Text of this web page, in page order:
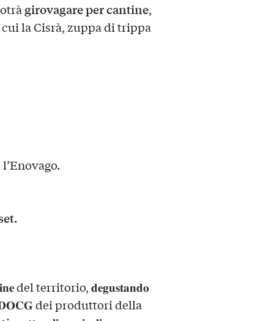
girovagare per cantine,
la Cisrà, zuppa di trippa
del territorio, 𝐝𝐞𝐠𝐮𝐬𝐭𝐚𝐧𝐝𝐨
𝐃𝐎𝐂𝐆 dei produttori della